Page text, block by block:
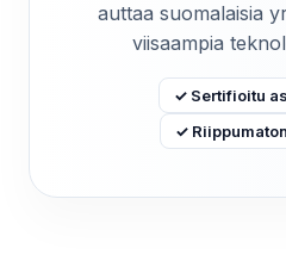
auttaa suomalaisia
viisaampia
✓ Sertifioitu
✓